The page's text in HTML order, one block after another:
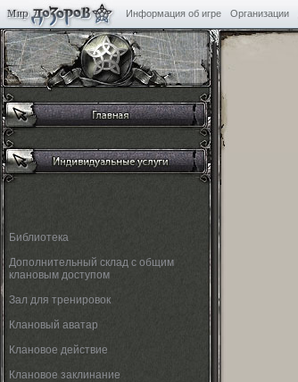
Информация об игре Организации
Библиотека
Дополнительный склад с общим
клановым доступом
Зал для тренировок
Клановый аватар
Клановое действие
Клановое заклинание